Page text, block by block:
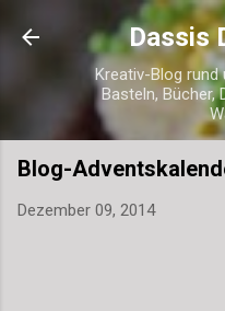
Direkt
Dassis
Kreativ-Blog rund
Basteln, Bücher,
Blog-
Dezember 09, 2014